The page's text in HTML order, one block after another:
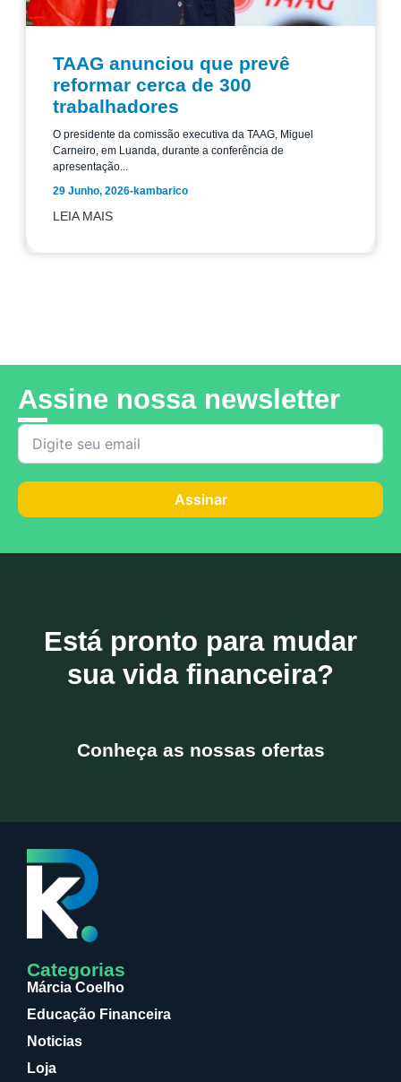
TAAG anunciou que prevê
reformar cerca de 300
trabalhadores
O presidente da comissão executiva da TAAG, Miguel
Carneiro, em Luanda, durante a conferência de
apresentação...
29 Junho, 2026-kambarico
LEIA MAIS
Assine nossa newsletter
Assinar
Está pronto para mudar
sua vida financeira?
Conheça as nossas ofertas
Categorias
Márcia Coelho
Educação Financeira
Noticias
Loja